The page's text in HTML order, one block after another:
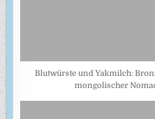
Blutwürste und Yakmilch:
mongolischer